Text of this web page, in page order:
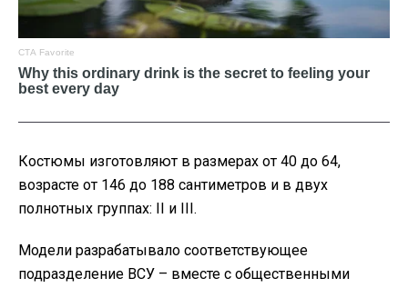
Костюмы изготовляют в размерах от 40 до 64,
возрасте от 146 до 188 сантиметров и в двух
полнотных группах: ІІ и ІІІ.
Модели разрабатывало соответствующее
подразделение ВСУ – вместе с общественными